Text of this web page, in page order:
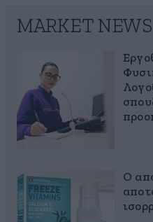
MARKET NEWS
Ο